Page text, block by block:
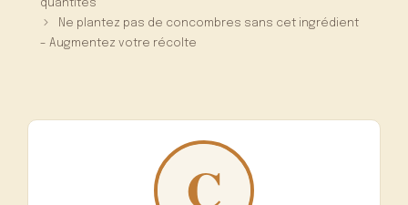
quantités
Ne plantez pas de concombres sans cet ingrédient
– Augmentez votre récolte